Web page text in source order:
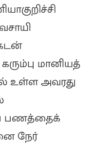
மானியத்
உள்ள அவரது
பணத்தைக்
நேர்